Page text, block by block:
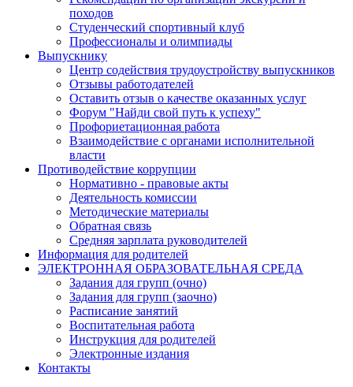
походов
Студенческий спортивный клуб
Профессионалы и олимпиады
Выпускнику
Центр содействия трудоустройству выпускников
Отзывы работодателей
Оставить отзыв о качестве оказанных услуг
Форум "Найди свой путь к успеху"
Профориетационная работа
Взаимодействие с органами исполнительной
власти
Противодействие коррупции
Нормативно - правовые акты
Деятельность комиссии
Методические материалы
Обратная связь
Средняя зарплата руководителей
Информация для родителей
ЭЛЕКТРОННАЯ ОБРАЗОВАТЕЛЬНАЯ СРЕДА
Задания для групп (очно)
Задания для групп (заочно)
Расписание занятий
Воспитательная работа
Инструкция для родителей
Электронные издания
Контакты